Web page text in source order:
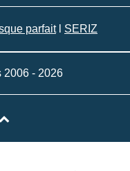
parfaitl SERIZ
2006 - 2026